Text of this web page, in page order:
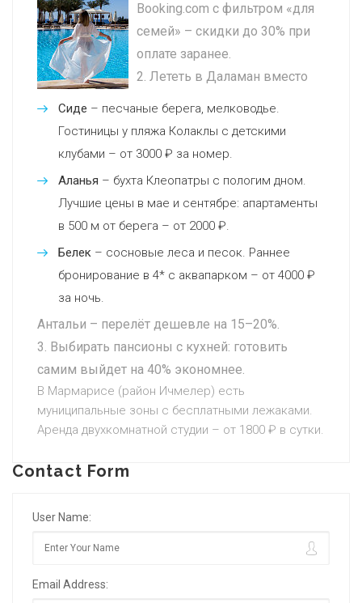
Сиде – песчаные берега, мелководье.
Гостиницы у пляжа Колаклы с детскими
клубами – от 3000 ₽ за номер.
Аланья – бухта Клеопатры с пологим дном.
Лучшие цены в мае и сентябре: апартаменты
в 500 м от берега – от 2000 ₽.
Белек – сосновые леса и песок. Раннее
бронирование в 4* с аквапарком – от 4000 ₽
за ночь.
Booking.com с фильтром «для
семей» – скидки до 30% при
оплате заранее.
Лететь в Даламан вместо
Антальи – перелёт дешевле на 15–20%.
Выбирать пансионы с кухней: готовить
самим выйдет на 40% экономнее.
В Мармарисе (район Ичмелер) есть
муниципальные зоны с бесплатными лежаками.
Аренда двухкомнатной студии – от 1800 ₽ в сутки.
Contact Form
User Name:
Email Address: